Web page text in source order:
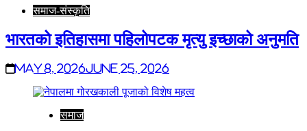
समाज-संस्कृति
भारतको इतिहासमा पहिलोपटक मृत्यु इच्छाको अनुमति
May 8, 2026June 25, 2026
समाज